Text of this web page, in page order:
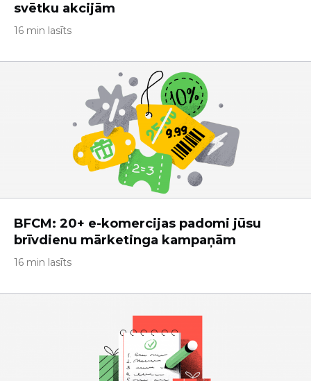
svētku akcijām
16 min lasīts
BFCM: 20+ e-komercijas padomi jūsu
brīvdienu mārketinga kampaņām
16 min lasīts